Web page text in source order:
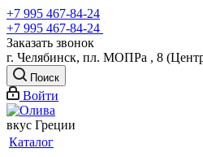
+7 995 467‑84‑24
+7 995 467‑84‑24
Заказать звонок
г. Челябинск, пл. МОПРа , 8
Поиск
Войти
вкус Греции
Каталог